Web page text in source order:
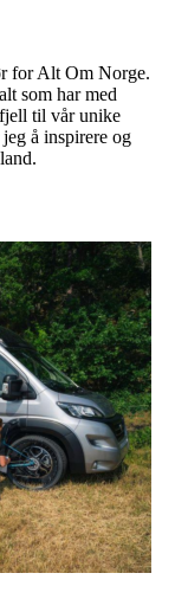
for Alt Om Norge.
som har med
til vår unike
å inspirere og